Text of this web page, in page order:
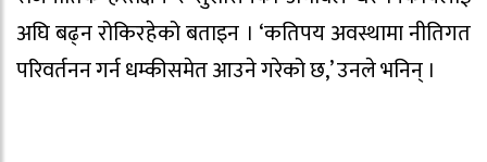
अघि बढ्न रोकिरहेको बताइन । ‘कतिपय अवस्थामा नीतिगत
परिवर्तनन गर्न धम्कीसमेत आउने गरेको छ,’ उनले भनिन् ।